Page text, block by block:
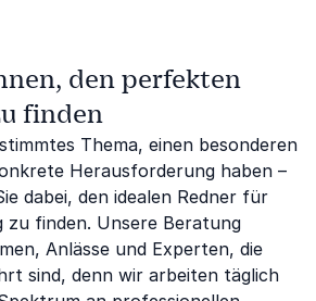
den perfekten
finden
Thema, einen besonderen
Herausforderung haben –
dabei, den idealen Redner für
zu finden. Unsere Beratung
Anlässe und Experten, die
sind, denn wir arbeiten täglich